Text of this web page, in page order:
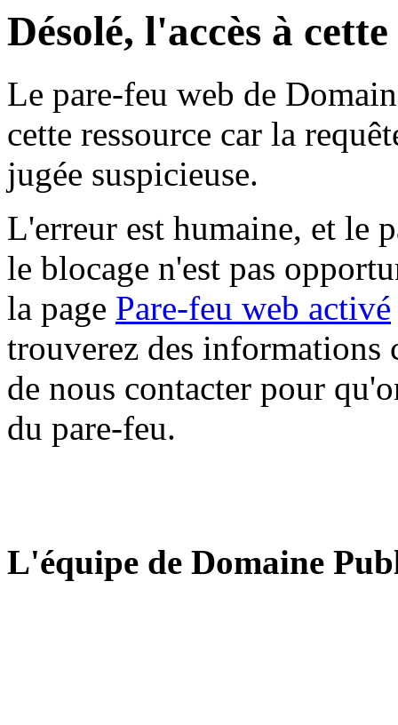
Désolé, l'accès à
Le pare-feu web de
cette ressource car la
jugée suspicieuse.
L'erreur est humaine, et le
le blocage n'est pas
la page Pare-feu web activé
trouverez des informations
de nous contacter pour
du pare-feu.
L'équipe de Domaine